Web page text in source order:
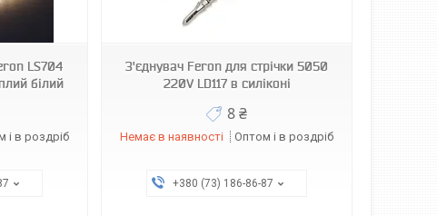
LS704
білий
і в роздріб
З'єднувач Feron для стрічки 5050
220V LD117 в силіконі
8 ₴
Немає в наявності Оптом і в роздріб
+380 (73) 186-86-87